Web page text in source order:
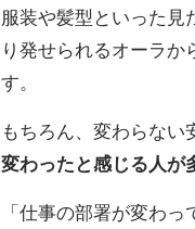
服装や髪型といった見
り発せられるオーラか
す。
もちろん、変わらない
変わったと感じる人が
「仕事の部署が変わ